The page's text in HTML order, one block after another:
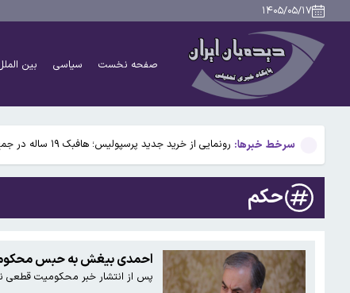
۱۴۰۵/۰۵/۱۷
صفحه نخست سیاسی بین
سرخط خبرها:
پیش‌بینی وضعیت جوی ۵ روز آینده؛ موج جدید ناپایداری جوی در راه است
پیش‌بینی وضعیت جوی ۵ روز آینده؛ موج جدید ناپایداری جوی در راه است
نمایش‌های کشور٢ شب به صحنه نمی‌روند
رونمایی از خرید جدید پرسپولیس؛ هافبک ۱۹ ساله در جمع سرخپوشان
بدهی ۱۷ میلیارد دلاری شرکت ملی نفت به صندوق توسعه ملی
پیش‌بینی وضعیت جوی ۵ روز آینده؛ موج جدید ناپایداری جوی در راه است
نمایش‌های کشور٢ شب به صحنه نمی‌روند
حکم
احمدی بیغش به حبس
پس از انتشار خبر محکومیت قطعی